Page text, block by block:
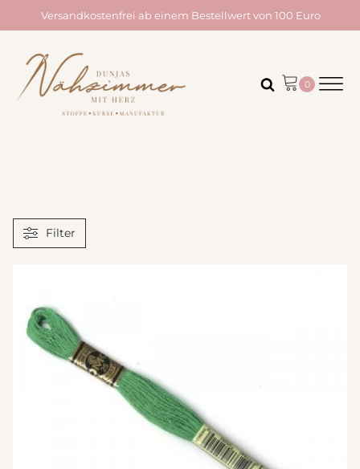
Versandkostenfrei ab einem Bestellwert von 100 Euro
Filter